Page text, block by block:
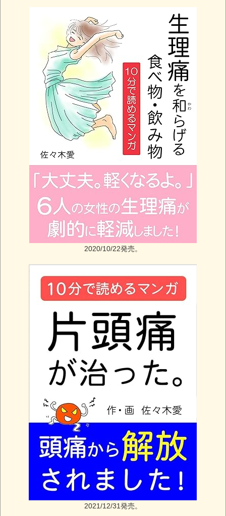
2020/10/22発売。
2021/12/31発売。